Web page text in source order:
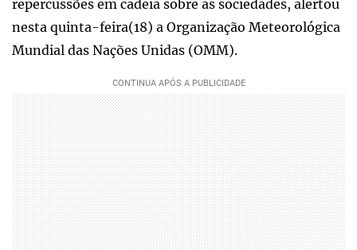
repercussões em cadeia sobre as sociedades, alertou
nesta quinta-feira(18) a Organização Meteorológica
Mundial das Nações Unidas (OMM).